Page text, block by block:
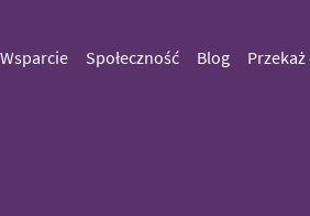
Wsparcie Społeczność Blog